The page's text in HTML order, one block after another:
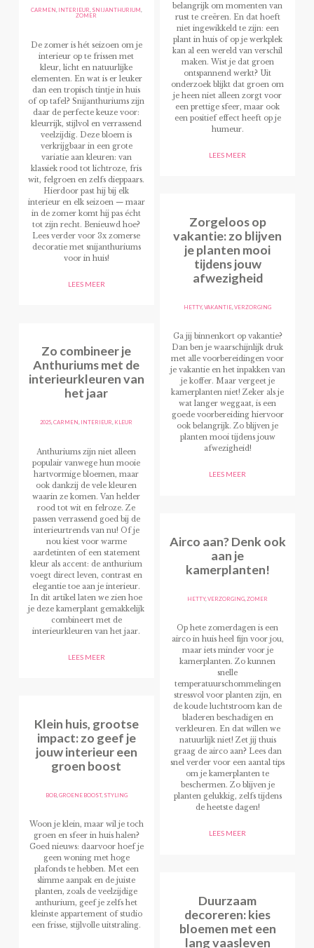
CARMEN, INTERIEUR, SNIJANTHURIUM,
ZOMER
De zomer is hét seizoen om je
interieur op te frissen met
kleur, licht en natuurlijke
elementen. En wat is er leuker
dan een tropisch tintje in huis
of op tafel? Snijanthuriums zijn
daar de perfecte keuze voor:
kleurrijk, stijlvol en verrassend
veelzijdig. Deze bloem is
verkrijgbaar in een grote
variatie aan kleuren: van
klassiek rood tot lichtroze, fris
wit, felgroen en zelfs dieppaars.
Hierdoor past hij bij elk
interieur en elk seizoen — maar
in de zomer komt hij pas écht
tot zijn recht. Benieuwd hoe?
Lees verder voor 3x zomerse
decoratie met snijanthuriums
voor in huis!
LEES MEER
Zo combineer je
Anthuriums met de
interieurkleuren van
het jaar
2025,CARMEN, INTERIEUR, KLEUR
Anthuriums zijn niet alleen
populair vanwege hun mooie
hartvormige bloemen, maar
ook dankzij de vele kleuren
waarin ze komen. Van helder
rood tot wit en felroze. Ze
passen verrassend goed bij de
interieurtrends van nu! Of je
nou kiest voor warme
aardetinten of een statement
kleur als accent: de anthurium
voegt direct leven, contrast en
elegantie toe aan je interieur.
In dit artikel laten we zien hoe
je deze kamerplant gemakkelijk
combineert met de
interieurkleuren van het jaar.
LEES MEER
Klein huis, grootse
impact: zo geef je
jouw interieur een
groen boost
BOB,GROENE BOOST, STYLING
Woon je klein, maar wil je toch
groen en sfeer in huis halen?
Goed nieuws: daarvoor hoef je
geen woning met hoge
plafonds te hebben. Met een
slimme aanpak en de juiste
planten, zoals de veelzijdige
anthurium, geef je zelfs het
kleinste appartement of studio
een frisse, stijlvolle uitstraling.
belangrijk om momenten van
rust te creëren. En dat hoeft
niet ingewikkeld te zijn: een
plant in huis of op je werkplek
kan al een wereld van verschil
maken. Wist je dat groen
ontspannend werkt? Uit
onderzoek blijkt dat groen om
je heen niet alleen zorgt voor
een prettige sfeer, maar ook
een positief effect heeft op je
humeur.
LEES MEER
Zorgeloos op
vakantie: zo blijven
je planten mooi
tijdens jouw
afwezigheid
HETTY,VAKANTIE,VERZORGING
Ga jij binnenkort op vakantie?
Dan ben je waarschijnlijk druk
met alle voorbereidingen voor
je vakantie en het inpakken van
je koffer. Maar vergeet je
kamerplanten niet! Zeker als je
wat langer weggaat, is een
goede voorbereiding hiervoor
ook belangrijk. Zo blijven je
planten mooi tijdens jouw
afwezigheid!
LEES MEER
Airco aan? Denk ook
aan je
kamerplanten!
HETTY,VERZORGING,ZOMER
Op hete zomerdagen is een
airco in huis heel fijn voor jou,
maar iets minder voor je
kamerplanten. Zo kunnen
snelle
temperatuurschommelingen
stressvol voor planten zijn, en
de koude luchtstroom kan de
bladeren beschadigen en
verkleuren. En dat willen we
natuurlijk niet! Zet jij thuis
graag de airco aan? Lees dan
snel verder voor een aantal tips
om je kamerplanten te
beschermen. Zo blijven je
planten gelukkig, zelfs tijdens
de heetste dagen!
LEES MEER
Duurzaam
decoreren: kies
bloemen met een
lang vaasleven